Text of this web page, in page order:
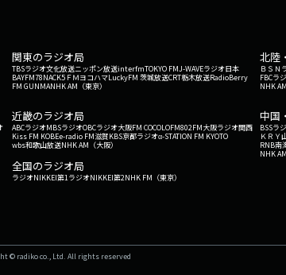
関東のラジオ局
TBSラジオ文化放送ニッポン放送interfmTOKYO FMJ-WAVEラジオ日本
BAYFM78NACK5 ＦＭヨコハマLuckyFM 茨城放送CRT栃木放送RadioBerry
FM GUNMANHK AM（東京）
北陸
ＢＳＮ
FBCラ
NHK
近畿のラジオ局
ABCラジオMBSラジオOBCラジオ大阪FM COCOLOFM802FM大阪ラジオ関西
Kiss FM KOBEe-radio FM滋賀KBS京都ラジオα-STATION FM KYOTO
wbs和歌山放送NHK AM（大阪）
中国
BSSラ
ＫＲＹ
RNB南
NHK
全国のラジオ局
ラジオNIKKEI第1ラジオNIKKEI第2NHK FM（東京）
© radiko co., Ltd. All rights reserved